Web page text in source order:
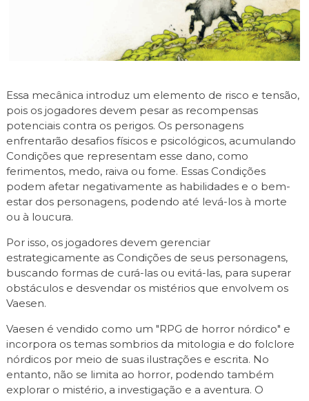
Essa mecânica introduz um elemento de risco e tensão,
pois os jogadores devem pesar as recompensas
potenciais contra os perigos. Os personagens
enfrentarão desafios físicos e psicológicos, acumulando
Condições que representam esse dano, como
ferimentos, medo, raiva ou fome. Essas Condições
podem afetar negativamente as habilidades e o bem-
estar dos personagens, podendo até levá-los à morte
ou à loucura.
Por isso, os jogadores devem gerenciar
estrategicamente as Condições de seus personagens,
buscando formas de curá-las ou evitá-las, para superar
obstáculos e desvendar os mistérios que envolvem os
Vaesen.
Vaesen é vendido como um "RPG de horror nórdico" e
incorpora os temas sombrios da mitologia e do folclore
nórdicos por meio de suas ilustrações e escrita. No
entanto, não se limita ao horror, podendo também
explorar o mistério, a investigação e a aventura. O